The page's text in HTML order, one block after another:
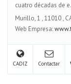
cuatro décadas de
Murillo, 1 ,11010,
Web Empresa:
CADIZ Contactar